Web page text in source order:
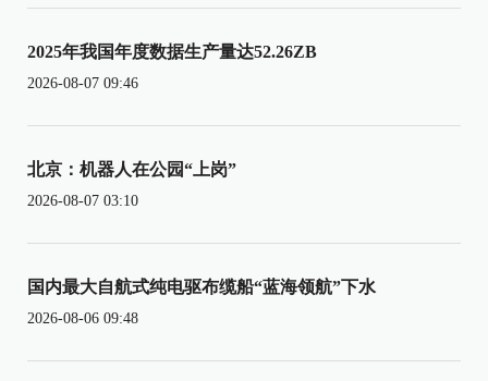
2025年我国年度数据生产量达52.26ZB
2026-08-07 09:46
北京：机器人在公园“上岗”
2026-08-07 03:10
国内最大自航式纯电驱布缆船“蓝海领航”下水
2026-08-06 09:48